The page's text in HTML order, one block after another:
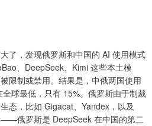
了，发现俄罗斯和中国的 AI 使用模式
、DeepSeek、Kimi 这些本土模
限制或禁用。结果是，中俄两国使用
球最低，只有 15%。俄罗斯由于制裁
态，比如 Gigacat、Yandex，以及
俄罗斯是 DeepSeek 在中国的第二